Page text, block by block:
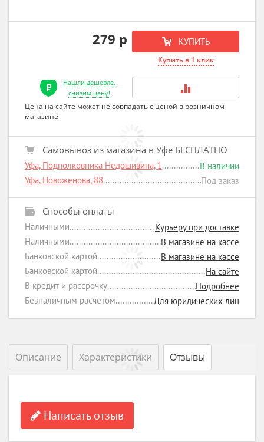
279 р КУПИТЬ
Купить в 1 клик
Нашли дешевле,
снизим цену!
Цена на сайте может не совпадать с ценой в розничном
магазине
Самовывоз из магазина в Уфе БЕСПЛАТНО
Уфа, Подполковника Недошивина, 1
В наличии
Уфа, Новоженова, 88
Под заказ
Способы оплаты
Наличными
Курьеру при доставке
Наличными
В магазине на кассе
Банковской картой
В магазине на кассе
Банковской картой
На сайте
В кредит и рассрочку
Подробнее
Безналичным расчетом
Для юридических лиц
Описание Характеристики Отзывы
Написать отзыв